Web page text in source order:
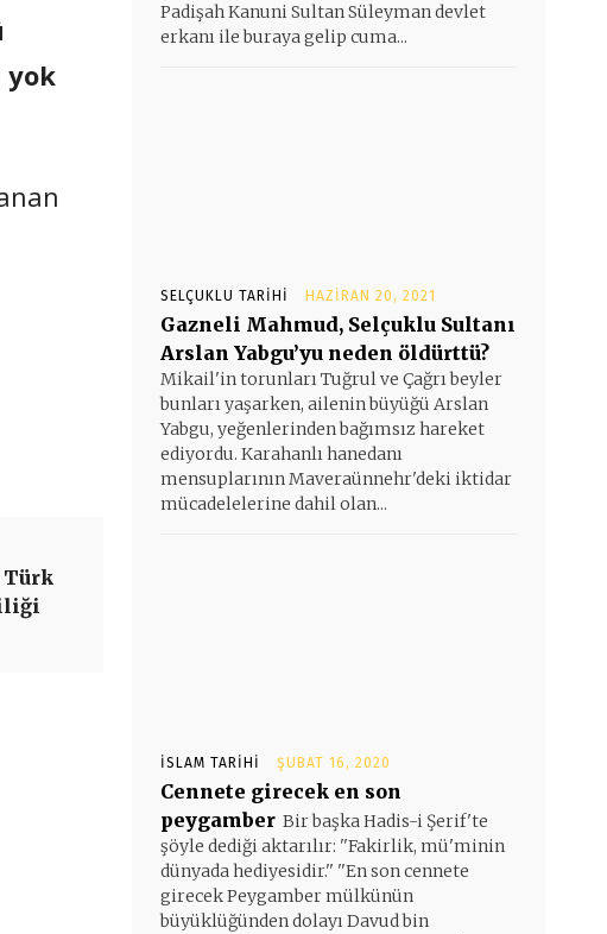
yok
Türk
Padişah Kanuni Sultan Süleyman devlet
erkanı ile buraya gelip cuma...
SELÇUKLU TARIHI HAZIRAN 20, 2021
Gazneli Mahmud, Selçuklu Sultanı
Arslan Yabgu’yu neden öldürttü?
Mikail'in torunları Tuğrul ve Çağrı beyler
bunları yaşarken, ailenin büyüğü Arslan
Yabgu, yeğenlerinden bağımsız hareket
ediyordu. Karahanlı hanedanı
mensuplarının Maveraünnehr'deki iktidar
mücadelelerine dahil olan...
İSLAM TARIHI ŞUBAT 16, 2020
Cennete girecek en son
peygamber Bir başka Hadis-i Şerif'te
şöyle dediği aktarılır: ''Fakirlik, mü'minin
dünyada hediyesidir.'' ''En son cennete
girecek Peygamber mülkünün
büyüklüğünden dolayı Davud bin